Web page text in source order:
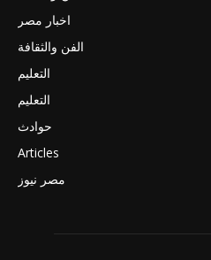
اخبار مصر
الفن والثقافة
التعليم
التعليم
حوادث
Articles
مصر نيوز